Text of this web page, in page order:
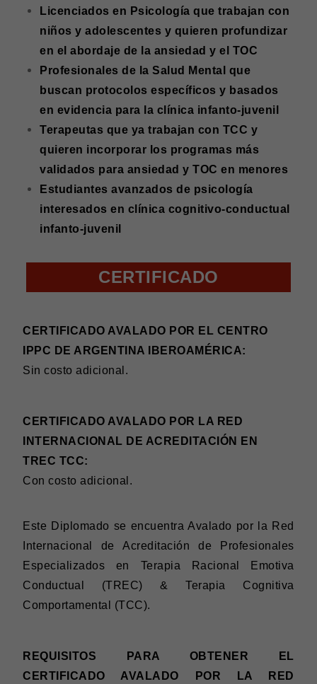
Licenciados en Psicología que trabajan con
niños y adolescentes y quieren profundizar
en el abordaje de la ansiedad y el TOC
Profesionales de la Salud Mental que
buscan protocolos específicos y basados
en evidencia para la clínica infanto-juvenil
Terapeutas que ya trabajan con TCC y
quieren incorporar los programas más
validados para ansiedad y TOC en menores
Estudiantes avanzados de psicología
interesados en clínica cognitivo-conductual
infanto-juvenil
CERTIFICADO
CERTIFICADO AVALADO POR EL CENTRO
IPPC DE ARGENTINA IBEROAMÉRICA:
Sin costo adicional.
CERTIFICADO AVALADO POR LA RED
INTERNACIONAL DE ACREDITACIÓN EN
TREC TCC:
Con costo adicional.
Este Diplomado se encuentra Avalado por la Red
Internacional de Acreditación de Profesionales
Especializados en Terapia Racional Emotiva
Conductual (TREC) & Terapia Cognitiva
Comportamental (TCC).
REQUISITOS PARA OBTENER EL
CERTIFICADO AVALADO POR LA RED